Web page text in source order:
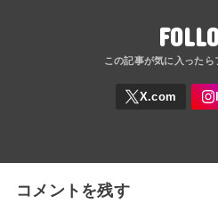
コメントを残す